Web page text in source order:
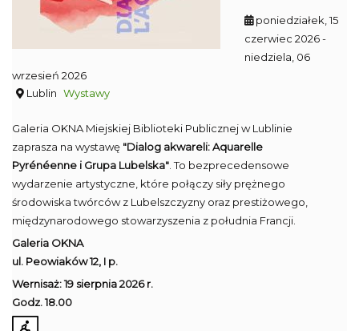
poniedziałek, 15
czerwiec 2026-
niedziela, 06
wrzesień 2026
Lublin Wystawy
Galeria OKNA Miejskiej Biblioteki Publicznej w Lublinie
zaprasza na wystawę "Dialog akwareli: Aquarelle
Pyrénéenne i Grupa Lubelska" . To bezprecedensowe
wydarzenie artystyczne, które połączy siły prężnego
środowiska twórców z Lubelszczyzny oraz prestiżowego,
międzynarodowego stowarzyszenia z południa Francji.
Galeria OKNA
ul. Peowiaków 12, I p.
Wernisaż: 19 sierpnia 2026 r.
Godz. 18.00